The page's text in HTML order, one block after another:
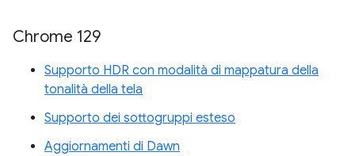
Chrome 129
Supporto HDR con modalità di mappatura della
tonalità della tela
Supporto dei sottogruppi esteso
Aggiornamenti di Dawn